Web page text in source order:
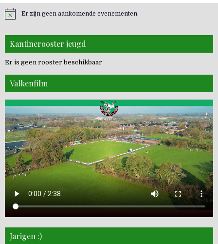
Er zijn geen aankomende evenementen.
Kantinerooster jeugd
Er is geen rooster beschikbaar
Valkenfilm
Jarigen :)